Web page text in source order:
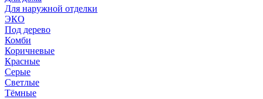
Для наружной отделки
ЭКO
Под дерево
Комби
Коричневые
Красные
Серые
Светлые
Тёмные